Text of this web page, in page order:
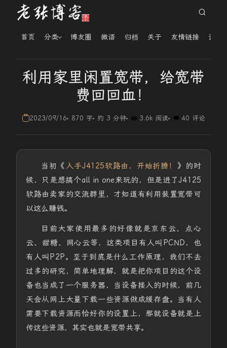
首页 分类 博友圈 微语 归档 关于 友情链接 读者
利用家里闲置宽带，给宽带
费回回血！
2023/09/16 870 字 约 3 分钟 3.6k 阅读 40 评论
当初《 入手J4125软路由，开始折腾！
》的时
候，只是想搞个all in one来玩的，但是进了J4125
软路由卖家的交流群里，才知道有利用装置宽带可
以这么赚钱。
目前大家使用最多的好像就是京东云、点心
云、甜糖、网心云等，这类项目有人叫PCND，也
有人叫P2P。至于到底是什么工作原理，我们不去
过多的研究，简单地理解，就是把你项目的这个设
备也当成了一个服务器，当设备接入的时候，前几
天会从网上大量下载一些资源做成缓存盘。当有人
需要下载资源而恰好你的设置上，那就设备就是上
传这些资源，其实也就是宽带共享。